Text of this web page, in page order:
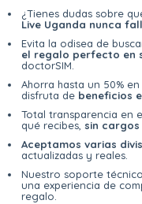
¿Tienes dudas sobre
Live Uganda nunca
Evita la odisea de
el regalo perfecto en
doctorSIM.
Ahorra hasta un 50%
disfruta de beneficios
Total transparencia en
qué recibes, sin
Aceptamos varias
actualizadas y reales.
Nuestro soporte
una experiencia de
regalo.